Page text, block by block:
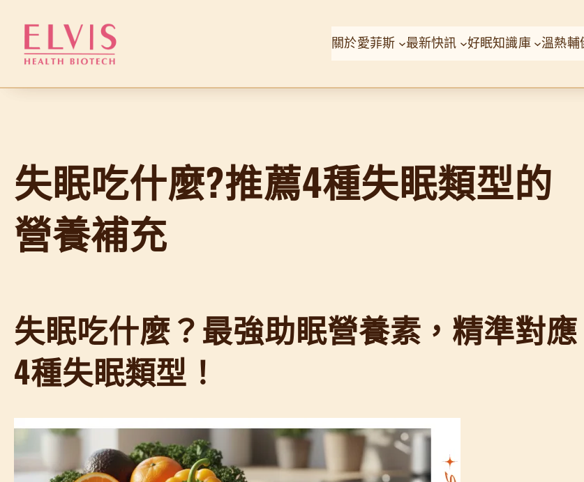
關於愛菲斯 最新快訊 好眠知識庫 溫熱輔
失眠吃什麼?推薦4種失眠類型的
營養補充
失眠吃什麼？最強助眠營養素，精準對應
4種失眠類型！